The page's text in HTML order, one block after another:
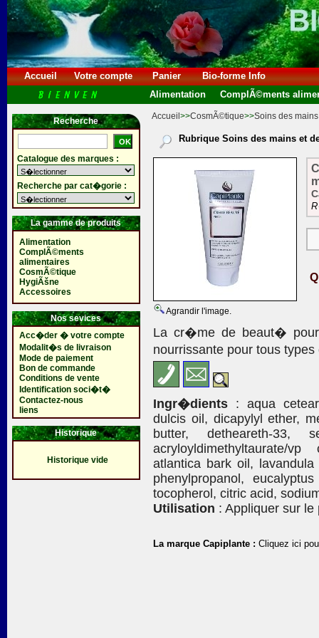
Accueil Votre compte Panier
Bio-forme Info
Alimentation
ComplÃ©ments
Recherche
Catalogue des marques :
Recherche par cat�gorie :
La gamme de produits
Alimentation
ComplÃ©ments
alimentaires
CosmÃ©tique
HygiÃšne
Accessoires
Nos sevices
Acc�der � votre compte
Modalit�s de livraison
Mode de paiement
Bon de commande
Conditions de vente
Identification soci�t�
Contactez-nous
liens
Historique
Historique vide
Accueil >>CosmÃ©tique>>Soins des
Rubrique Soins des mains et
Agrandir l'image.
La cr�me de beaut�
nourrissante pour tous
Ingr�dients : aqua
dulcis oil, dicapylyl ether,
butter, detheareth-33,
acryloyldimethyltaurate/
atlantica bark oil,
phenylpropanol,
tocopherol, citric acid,
Utilisation : Appliquer sur le
La marque Capiplante : Cliquez ici